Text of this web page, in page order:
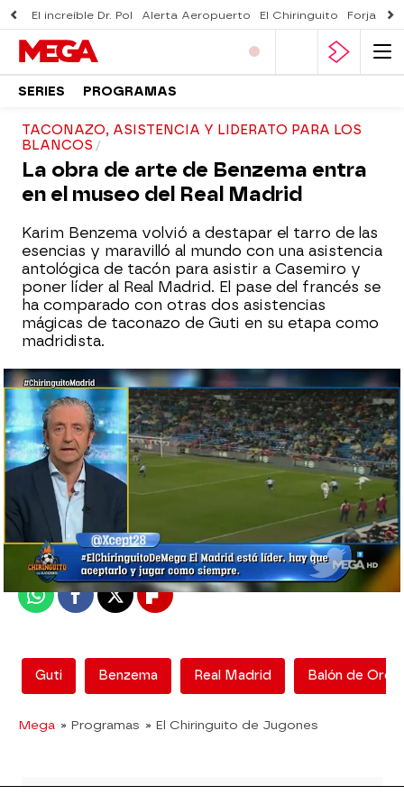
El increíble Dr. Pol Alerta Aeropuerto El Chiringuito Forjado
SERIES PROGRAMAS
TACONAZO, ASISTENCIA Y LIDERATO PARA LOS
BLANCOS
La obra de arte de Benzema entra
en el museo del Real Madrid
Karim Benzema volvió a destapar el tarro de las
esencias y maravilló al mundo con una asistencia
antológica de tacón para asistir a Casemiro y
poner líder al Real Madrid. El pase del francés se
ha comparado con otras dos asistencias
mágicas de taconazo de Guti en su etapa como
madridista.
El Chiringuito
Madrid
Publicado:29 de junio de 2020, 02:07
WhatsappFacebook
X Flipboard
Guti Benzema Real Madrid Balón de Oro
Mega » Programas » El Chiringuito de Jugones